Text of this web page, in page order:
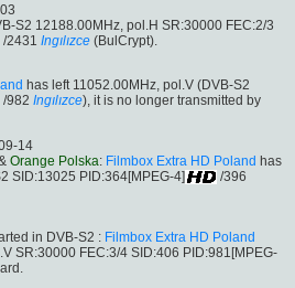
S2 12188.00MHz, pol.H SR:30000 FEC:2/3
/2431 Ingılızce (BulCrypt).
has left 11052.00MHz, pol.V (DVB-S2
/982 Ingılızce), it is no longer transmitted by
14
Orange Polska: Filmbox Extra HD Poland has
SID:13025 PID:364[MPEG-4]
/396
in DVB-S2 : Filmbox Extra HD Poland
SR:30000 FEC:3/4 SID:406 PID:981[MPEG-